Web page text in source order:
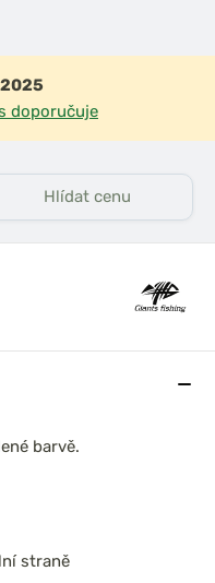
barvě.
straně
2025
doporučuje
Hlídat cenu